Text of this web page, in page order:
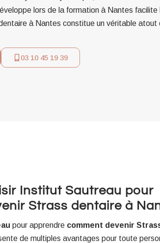
lors de la formation à Nantes facilite
à Nantes constitue un véritable atout
03 10 45 19 39
Institut Sautreau pour
Strass dentaire à
pour apprendre comment devenir
de multiples avantages pour toute